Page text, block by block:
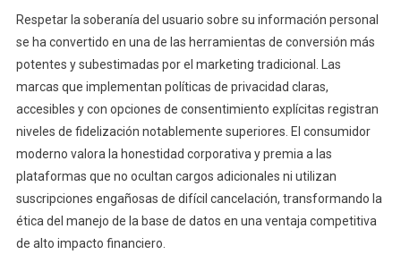
Respetar la soberanía del usuario sobre su información personal
se ha convertido en una de las herramientas de conversión más
potentes y subestimadas por el marketing tradicional. Las
marcas que implementan políticas de privacidad claras,
accesibles y con opciones de consentimiento explícitas registran
niveles de fidelización notablemente superiores. El consumidor
moderno valora la honestidad corporativa y premia a las
plataformas que no ocultan cargos adicionales ni utilizan
suscripciones engañosas de difícil cancelación, transformando la
ética del manejo de la base de datos en una ventaja competitiva
de alto impacto financiero.